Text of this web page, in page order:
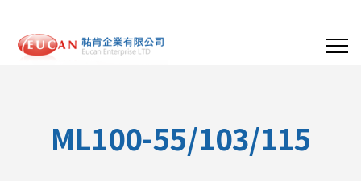
ML100-55/103/115